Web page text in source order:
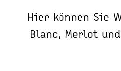
Hier können Sie
Blanc, Merlot